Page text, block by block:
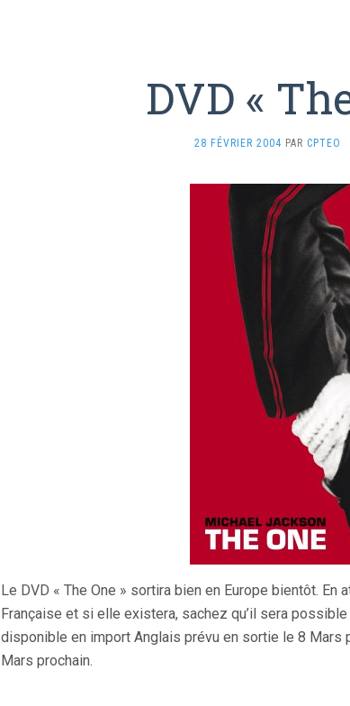
DVD «
28 FÉVRIER 2004 PAR CPTEO
Le DVD « The One » sortira bien en Europe bientôt.
Française et si elle existera, sachez qu’il sera
disponible en import Anglais prévu en sortie le 8 Mars
Mars prochain.